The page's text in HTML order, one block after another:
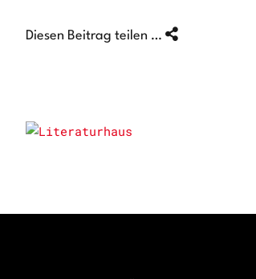
Diesen Beitrag teilen …